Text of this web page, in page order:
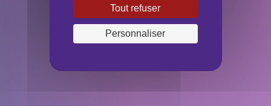
Tout refuser
Personnaliser